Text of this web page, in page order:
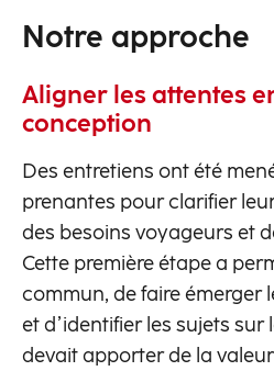
Notre approche
Aligner les attentes
conception
Des entretiens ont été
prenantes pour clarifier
des besoins voyageurs et
Cette première étape a
commun, de faire émerger
et d’identifier les sujets sur
devait apporter de la